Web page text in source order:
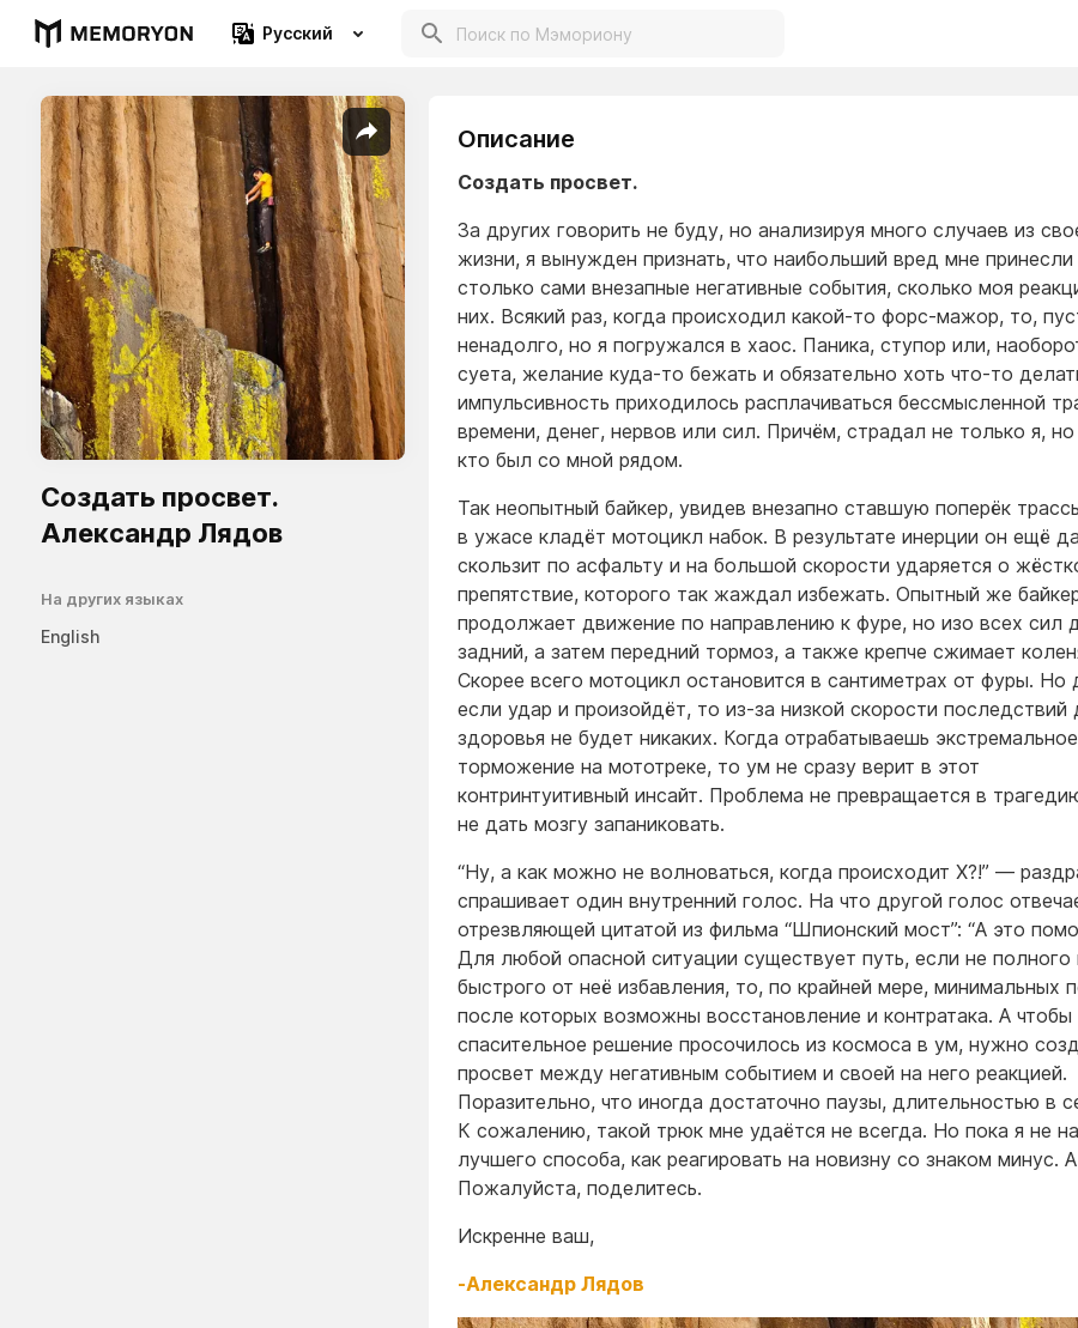
Русский
Создать просвет. ​
Александр Лядов
На других языках
English
Описание
Создать просвет. ​
За других говорить не буду, но анализируя много случаев из
жизни, я вынужден признать, что наибольший вред мне принесли
столько сами внезапные негативные события, сколько моя
них. Всякий раз, когда происходил какой-то форс-мажор, то,
ненадолго, но я погружался в хаос. Паника, ступор или,
суета, желание куда-то бежать и обязательно хоть что-то
импульсивность приходилось расплачиваться бессмысленной
времени, денег, нервов или сил. Причём, страдал не только я, но
кто был со мной рядом.
Так неопытный байкер, увидев внезапно ставшую поперёк
в ужасе кладёт мотоцикл набок. В результате инерции он ещё
скользит по асфальту и на большой скорости ударяется о
препятствие, которого так жаждал избежать. Опытный же
продолжает движение по направлению к фуре, но изо всех сил
задний, а затем передний тормоз, а также крепче сжимает
Скорее всего мотоцикл остановится в сантиметрах от фуры. Но
если удар и произойдёт, то из-за низкой скорости последствий
здоровья не будет никаких. Когда отрабатываешь экстремальное
торможение на мототреке, то ум не сразу верит в этот
контринтуитивный инсайт. Проблема не превращается в
не дать мозгу запаниковать.
“Ну, а как можно не волноваться, когда происходит X?!” —
спрашивает один внутренний голос. На что другой голос
отрезвляющей цитатой из фильма “Шпионский мост”: “А это
Для любой опасной ситуации существует путь, если не полного
быстрого от неё избавления, то, по крайней мере, минимальных
после которых возможны восстановление и контратака. А чтобы
спасительное решение просочилось из космоса в ум, нужно
просвет между негативным событием и своей на него реакцией.
Поразительно, что иногда достаточно паузы, длительностью в
К сожалению, такой трюк мне удаётся не всегда. Но пока я не
лучшего способа, как реагировать на новизну со знаком минус.
Пожалуйста, поделитесь.
Искренне ваш,
-Александр Лядов